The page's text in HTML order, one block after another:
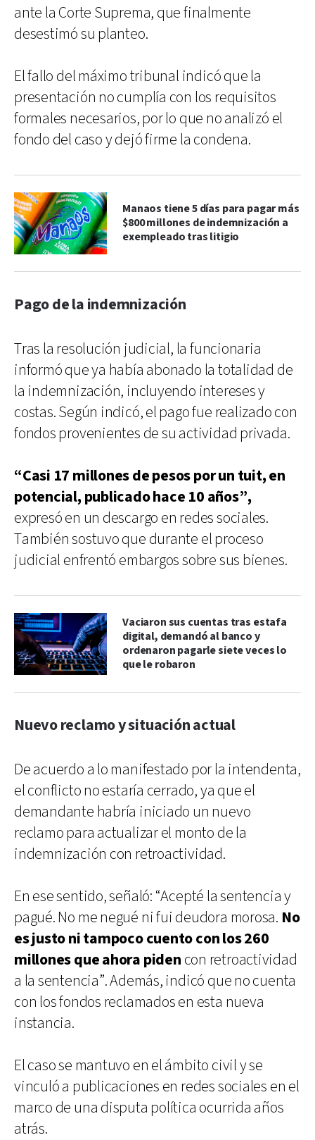
ante la Corte Suprema, que finalmente
desestimó su planteo.
El fallo del máximo tribunal indicó que la
presentación no cumplía con los requisitos
formales necesarios, por lo que no analizó el
fondo del caso y dejó firme la condena.
Manaos tiene 5 días para pagar más
$800 millones de indemnización a
exempleado tras litigio
Pago de la indemnización
Tras la resolución judicial, la funcionaria
informó que ya había abonado la totalidad de
la indemnización, incluyendo intereses y
costas. Según indicó, el pago fue realizado con
fondos provenientes de su actividad privada.
“Casi 17 millones de pesos por un tuit, en
potencial, publicado hace 10 años”,
expresó en un descargo en redes sociales.
También sostuvo que durante el proceso
judicial enfrentó embargos sobre sus bienes.
Vaciaron sus cuentas tras estafa
digital, demandó al banco y
ordenaron pagarle siete veces lo
que le robaron
Nuevo reclamo y situación actual
De acuerdo a lo manifestado por la intendenta,
el conflicto no estaría cerrado, ya que el
demandante habría iniciado un nuevo
reclamo para actualizar el monto de la
indemnización con retroactividad.
En ese sentido, señaló: “Acepté la sentencia y
pagué. No me negué ni fui deudora morosa. No
es justo ni tampoco cuento con los 260
millones que ahora piden con retroactividad
a la sentencia”. Además, indicó que no cuenta
con los fondos reclamados en esta nueva
instancia.
El caso se mantuvo en el ámbito civil y se
vinculó a publicaciones en redes sociales en el
marco de una disputa política ocurrida años
atrás.